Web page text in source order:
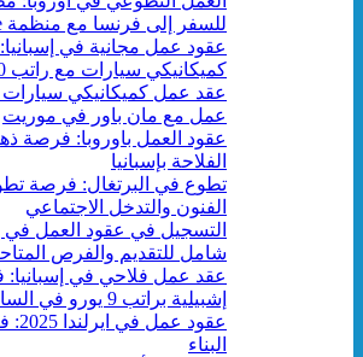
للسفر إلى فرنسا مع منظمة HuSoMe
كميكانيكي سيارات مع راتب 33,000 يورو سنويا
عقد عمل كميكانيكي
عمل مع مان باور في موريت
عقود العمل باوروبا: فرصة
الفلاحة بإسبانيا
تطوع في البرتغال: فرصة
الفنون والتدخل الاجتماعي
شامل للتقديم والفرص
عقد عمل فلاحي في
إشبيلية براتب 9 يورو في الساعة
البناء